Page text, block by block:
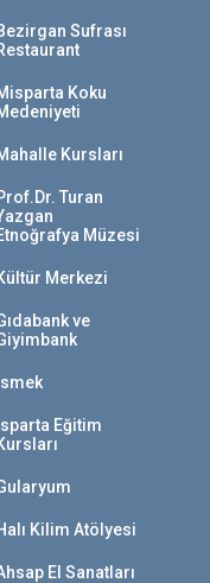
Sufrası
Koku
Kursları
Turan
Müzesi
Merkezi
ve
Ismek
Isparta Eğitim
Kilim Atölyesi
El Sanatları